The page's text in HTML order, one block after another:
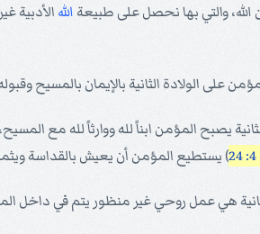
والتي بها نحصل على طبيعة الله الأدبية
على الولادة الثانية بالإيمان بالمسيح
يصبح المؤمن ابناً لله ووارثاً لله مع
) يستطيع المؤمن أن يعيش بالقداسة
هي عمل روحي غير منظور يتم في داخل